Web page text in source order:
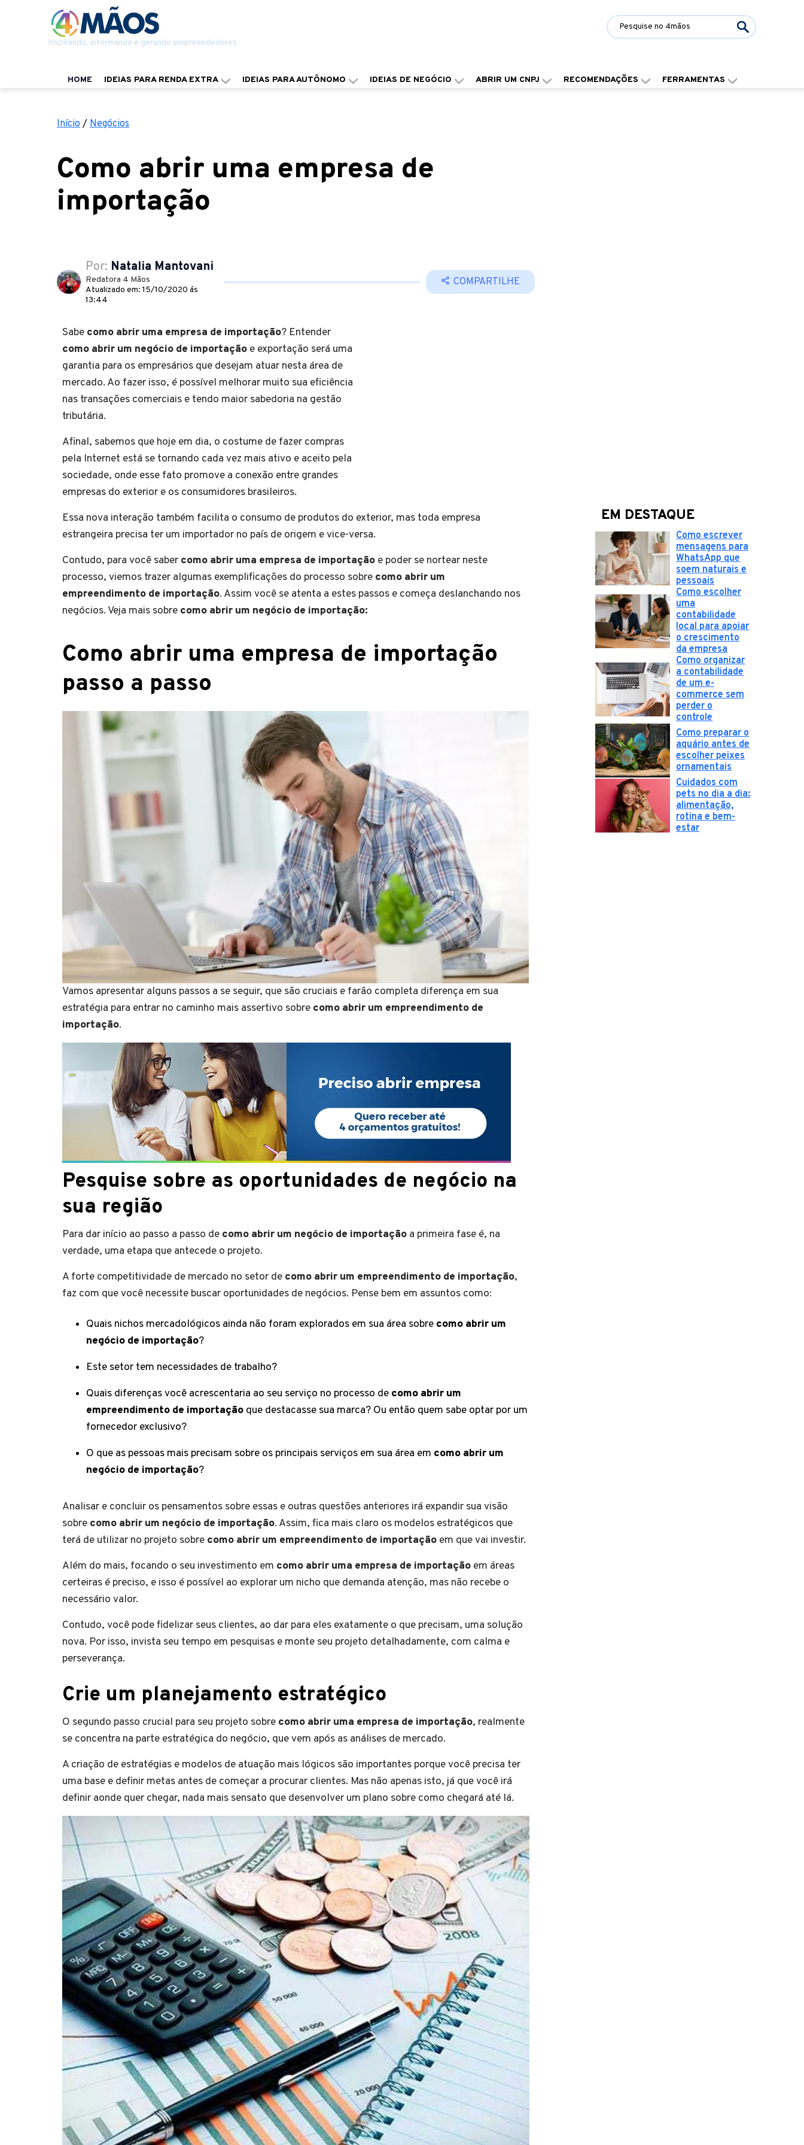
Inspirando, informando e gerando empreendedores
HOME IDEIAS PARA RENDA EXTRA IDEIAS PARA AUTÔNOMO IDEIAS DE NEGÓCIO ABRIR UM CNPJ RECOMENDAÇÕES FERRAMENTAS
Início / Negócios
Como abrir uma empresa de
importação
Por: Natalia Mantovani
Redatora 4 Mãos
Atualizado em: 15/10/2020 ás
13:44
COMPARTILHE
Sabe como abrir uma empresa de importação? Entender
como abrir um negócio de importação e exportação será uma
garantia para os empresários que desejam atuar nesta área de
mercado. Ao fazer isso, é possível melhorar muito sua eficiência
nas transações comerciais e tendo maior sabedoria na gestão
tributária.
Afinal, sabemos que hoje em dia, o costume de fazer compras
pela Internet está se tornando cada vez mais ativo e aceito pela
sociedade, onde esse fato promove a conexão entre grandes
empresas do exterior e os consumidores brasileiros.
Essa nova interação também facilita o consumo de produtos do exterior, mas toda empresa
estrangeira precisa ter um importador no país de origem e vice-versa.
Contudo, para você saber como abrir uma empresa de importação e poder se nortear neste
processo, viemos trazer algumas exemplificações do processo sobre como abrir um
empreendimento de importação. Assim você se atenta a estes passos e começa deslanchando nos
negócios. Veja mais sobre como abrir um negócio de importação:
Como abrir uma empresa de importação
passo a passo
Vamos apresentar alguns passos a se seguir, que são cruciais e farão completa diferença em sua
estratégia para entrar no caminho mais assertivo sobre como abrir um empreendimento de
importação.
Pesquise sobre as oportunidades de negócio na
sua região
Para dar início ao passo a passo de como abrir um negócio de importação a primeira fase é, na
verdade, uma etapa que antecede o projeto.
A forte competitividade de mercado no setor de como abrir um empreendimento de importação,
faz com que você necessite buscar oportunidades de negócios. Pense bem em assuntos como:
Quais nichos mercadológicos ainda não foram explorados em sua área sobre como abrir um
negócio de importação?
Este setor tem necessidades de trabalho?
Quais diferenças você acrescentaria ao seu serviço no processo de como abrir um
empreendimento de importação que destacasse sua marca? Ou então quem sabe optar por um
fornecedor exclusivo?
O que as pessoas mais precisam sobre os principais serviços em sua área em como abrir um
negócio de importação?
Analisar e concluir os pensamentos sobre essas e outras questões anteriores irá expandir sua visão
sobre como abrir um negócio de importação. Assim, fica mais claro os modelos estratégicos que
terá de utilizar no projeto sobre como abrir um empreendimento de importação em que vai investir.
Além do mais, focando o seu investimento em como abrir uma empresa de importação em áreas
certeiras é preciso, e isso é possível ao explorar um nicho que demanda atenção, mas não recebe o
necessário valor.
Contudo, você pode fidelizar seus clientes, ao dar para eles exatamente o que precisam, uma solução
nova. Por isso, invista seu tempo em pesquisas e monte seu projeto detalhadamente, com calma e
perseverança.
Crie um planejamento estratégico
O segundo passo crucial para seu projeto sobre como abrir uma empresa de importação, realmente
se concentra na parte estratégica do negócio, que vem após as análises de mercado.
A criação de estratégias e modelos de atuação mais lógicos são importantes porque você precisa ter
uma base e definir metas antes de começar a procurar clientes. Mas não apenas isto, já que você irá
definir aonde quer chegar, nada mais sensato que desenvolver um plano sobre como chegará até lá.
EM DESTAQUE
Como escrever
mensagens para
WhatsApp que
soem naturais e
pessoais
Como escolher
uma
contabilidade
local para apoiar
o crescimento
da empresa
Como organizar
a contabilidade
de um e-
commerce sem
perder o
controle
Como preparar o
aquário antes de
escolher peixes
ornamentais
Cuidados com
pets no dia a dia:
alimentação,
rotina e bem-
estar